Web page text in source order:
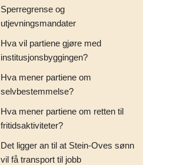
Sperregrense og
utjevningsmandater
Hva vil partiene gjøre med
institusjonsbyggingen?
Hva mener partiene om
selvbestemmelse?
Hva mener partiene om retten til
fritidsaktiviteter?
Det ligger an til at Stein-Oves sønn
vil få transport til jobb